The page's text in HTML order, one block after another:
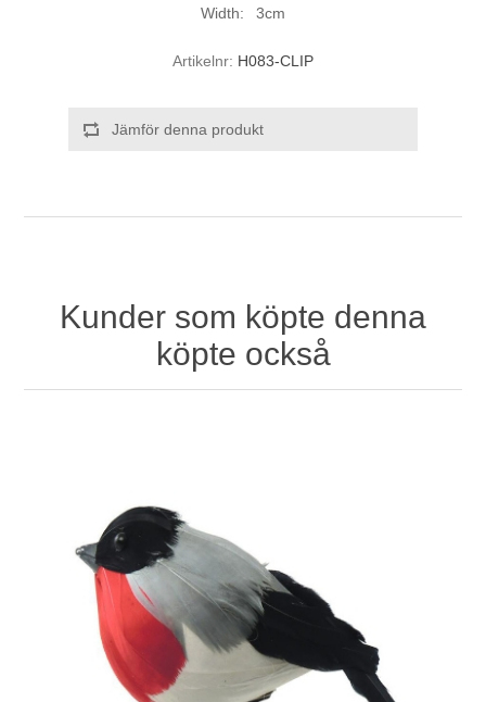
Width: 3cm
Artikelnr: H083-CLIP
Jämför denna produkt
Kunder som köpte denna
köpte också